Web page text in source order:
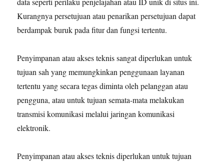
Kurangnya persetujuan atau penarikan persetujuan dapat
berdampak buruk pada fitur dan fungsi tertentu.
Penyimpanan atau akses teknis sangat diperlukan untuk
tujuan sah yang memungkinkan penggunaan layanan
tertentu yang secara tegas diminta oleh pelanggan atau
pengguna, atau untuk tujuan semata-mata melakukan
transmisi komunikasi melalui jaringan komunikasi
elektronik.
Penyimpanan atau akses teknis diperlukan untuk tujuan